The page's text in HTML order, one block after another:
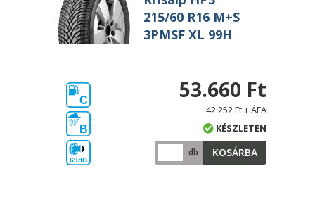
215/60 R16 M+S
3PMSF XL 99H
C
B
69dB
53.660 Ft
42.252 Ft + ÁFA
KÉSZLETEN
db KOSÁRBA